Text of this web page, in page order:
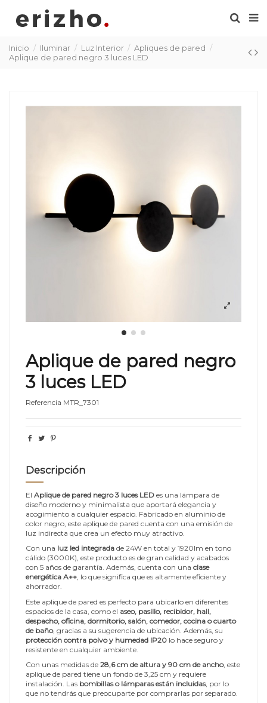
Inicio Iluminar Luz Interior
Apliques de pared
Aplique de pared negro 3 luces LED
Aplique de pared negro
3 luces LED
Referencia MTR_7301
Descripción
El Aplique de pared negro 3 luces LED es una lámpara de
diseño moderno y minimalista que aportará elegancia y
acogimiento a cualquier espacio. Fabricado en aluminio de
color negro, este aplique de pared cuenta con una emisión de
luz indirecta que crea un efecto muy atractivo.
Con una luz led integrada de 24W en total y 1920lm en tono
cálido (3000K), este producto es de gran calidad y acabados
con 5 años de garantía. Además, cuenta con una clase
energética A++, lo que significa que es altamente eficiente y
ahorrador.
Este aplique de pared es perfecto para ubicarlo en diferentes
espacios de la casa, como el aseo, pasillo, recibidor, hall,
despacho, oficina, dormitorio, salón, comedor, cocina o cuarto
de baño, gracias a su sugerencia de ubicación. Además, su
protección contra polvo y humedad IP20 lo hace seguro y
resistente en cualquier ambiente.
Con unas medidas de 28,6 cm de altura y 90 cm de ancho, este
aplique de pared tiene un fondo de 3,25 cm y requiere
instalación. Las bombillas o lámparas están incluidas, por lo
que no tendrás que preocuparte por comprarlas por separado.